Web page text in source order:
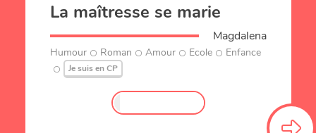
La maîtresse se marie
Magdalena
Humour Roman Amour Ecole Enfance
Je suis en CP